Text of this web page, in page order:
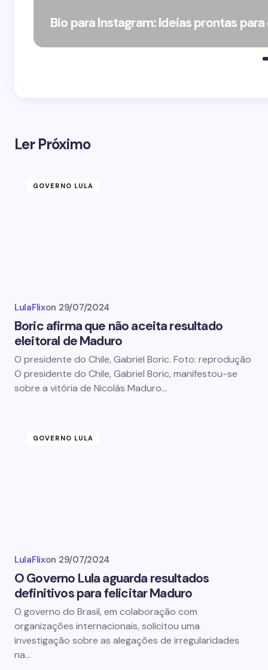
Bio para Instagram: Ideias prontas
Ler Próximo
GOVERNO LULA
LulaFlixon 29/07/2024
Boric afirma que não aceita resultado
eleitoral de Maduro
O presidente do Chile, Gabriel Boric. Foto: reprodução
O presidente do Chile, Gabriel Boric, manifestou-se
sobre a vitória de Nicolás Maduro…
GOVERNO LULA
LulaFlixon 29/07/2024
O Governo Lula aguarda resultados
definitivos para felicitar Maduro
O governo do Brasil, em colaboração com
organizações internacionais, solicitou uma
investigação sobre as alegações de irregularidades
na…